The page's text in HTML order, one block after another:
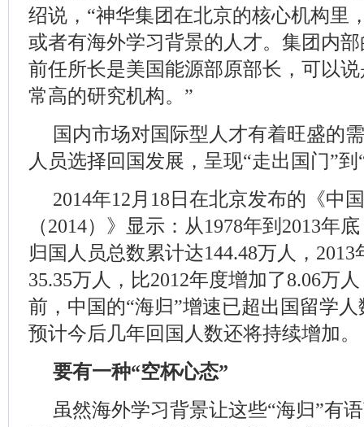
绍说，“神华集团在北京的核心机构里
或者有海外学习背景的人才。集团内
前任所长是美国能源部原部长，可以
常高的研究机构。”
国内市场对国际型人才有着旺盛的
人员选择回国发展，呈现“走出国门”
2014年12月18日在北京发布的《中
（2014）》显示：从1978年到2013年
归国人员总数累计达144.48万人，
35.35万人，比2012年度增加了8.06万
前，中国的“海归”增速已超出国留学
预计今后几年回国人数还将持续增加。
要有一种“空杯心态”
虽然海外学习背景让这些“海归”有